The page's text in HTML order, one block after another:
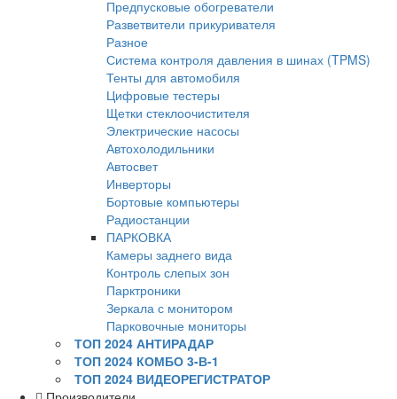
Предпусковые обогреватели
Разветвители прикуривателя
Разное
Система контроля давления в шинах (TPMS)
Тенты для автомобиля
Цифровые тестеры
Щетки стеклоочистителя
Электрические насосы
Автохолодильники
Автосвет
Инверторы
Бортовые компьютеры
Радиостанции
ПАРКОВКА
Камеры заднего вида
Контроль слепых зон
Парктроники
Зеркала с монитором
Парковочные мониторы
ТОП 2024 АНТИРАДАР
ТОП 2024 КОМБО 3-В-1
ТОП 2024 ВИДЕОРЕГИСТРАТОР